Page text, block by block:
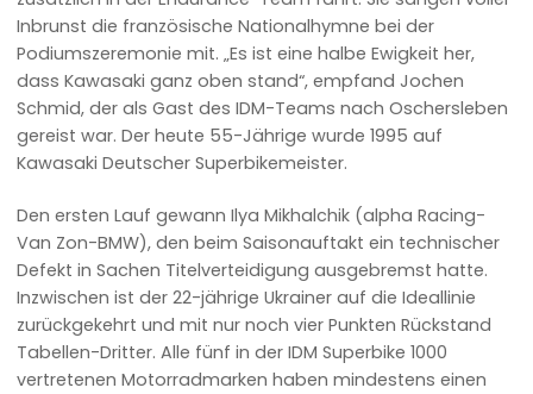
Inbrunst die französische Nationalhymne bei der
Podiumszeremonie mit. „Es ist eine halbe Ewigkeit her,
dass Kawasaki ganz oben stand“, empfand Jochen
Schmid, der als Gast des IDM-Teams nach Oschersleben
gereist war. Der heute 55-Jährige wurde 1995 auf
Kawasaki Deutscher Superbikemeister.
Den ersten Lauf gewann Ilya Mikhalchik (alpha Racing-
Van Zon-BMW), den beim Saisonauftakt ein technischer
Defekt in Sachen Titelverteidigung ausgebremst hatte.
Inzwischen ist der 22-jährige Ukrainer auf die Ideallinie
zurückgekehrt und mit nur noch vier Punkten Rückstand
Tabellen-Dritter. Alle fünf in der IDM Superbike 1000
vertretenen Motorradmarken haben mindestens einen